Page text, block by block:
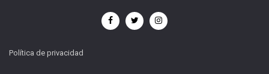
Política de privacidad